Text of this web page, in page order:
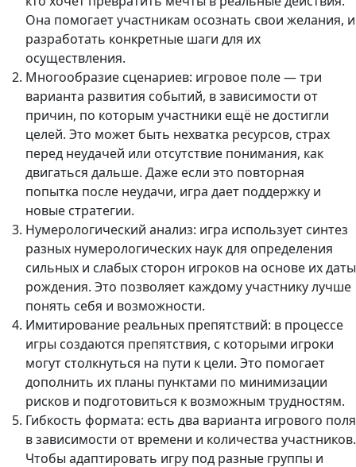
Она помогает участникам осознать свои желания, и
разработать конкретные шаги для их
осуществления.
Многообразие сценариев: игровое поле — три
варианта развития событий, в зависимости от
причин, по которым участники ещё не достигли
целей. Это может быть нехватка ресурсов, страх
перед неудачей или отсутствие понимания, как
двигаться дальше. Даже если это повторная
попытка после неудачи, игра дает поддержку и
новые стратегии.
Нумерологический анализ: игра использует синтез
разных нумерологических наук для определения
сильных и слабых сторон игроков на основе их даты
рождения. Это позволяет каждому участнику лучше
понять себя и возможности.
Имитирование реальных препятствий: в процессе
игры создаются препятствия, с которыми игроки
могут столкнуться на пути к цели. Это помогает
дополнить их планы пунктами по минимизации
рисков и подготовиться к возможным трудностям.
Гибкость формата: есть два варианта игрового поля
в зависимости от времени и количества участников.
Чтобы адаптировать игру под разные группы и